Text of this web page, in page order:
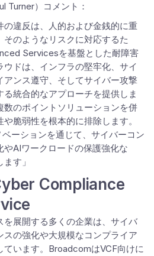
Turner）コメント：
の違反は、人的および金銭的に重
のようなリスクに対応するた
Servicesを基盤とした耐障害
ドは、インフラの堅牢化、サイ
ンス遵守、そしてサイバー攻撃
統合的なアプローチを提供しま
のポイントソリューションを併
脆弱性を根本的に排除します。
ーションを通じて、サイバーコン
AIワークロードの保護強化な
す」
Compliance
を展開する多くの企業は、サイバ
の強化や大規模なコンプライア
ています。BroadcomはVCF向けに